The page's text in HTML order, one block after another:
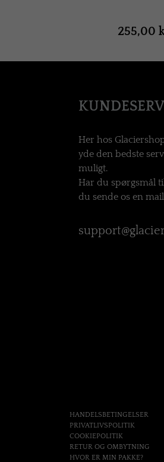
255,00
Her hos
yde den bedste
muligt.
Har du spørgsmål
du sende os en
HANDELSBETINGELSER
PRIVATLIVSPOLITIK
COOKIEPOLITIK
RETUR OG OMBYTNING
HVOR ER MIN PAKKE?